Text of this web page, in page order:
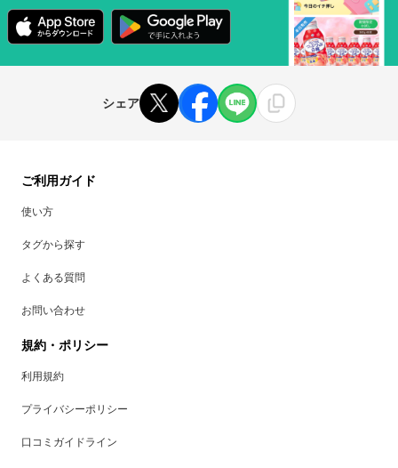
シェア
ご利用ガイド
使い方
タグから探す
よくある質問
お問い合わせ
規約・ポリシー
利用規約
プライバシーポリシー
口コミガイドライン